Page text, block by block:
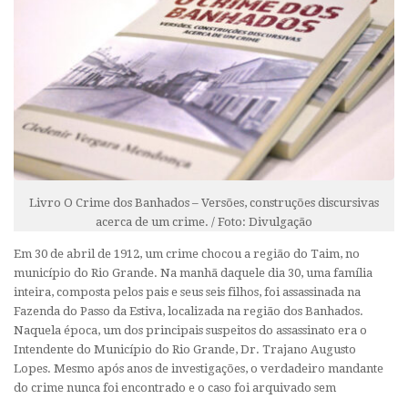
Livro O Crime dos Banhados – Versões, construções discursivas
acerca de um crime. / Foto: Divulgação
Em 30 de abril de 1912, um crime chocou a região do Taim, no
município do Rio Grande. Na manhã daquele dia 30, uma família
inteira, composta pelos pais e seus seis filhos, foi assassinada na
Fazenda do Passo da Estiva, localizada na região dos Banhados.
Naquela época, um dos principais suspeitos do assassinato era o
Intendente do Município do Rio Grande, Dr. Trajano Augusto
Lopes. Mesmo após anos de investigações, o verdadeiro mandante
do crime nunca foi encontrado e o caso foi arquivado sem